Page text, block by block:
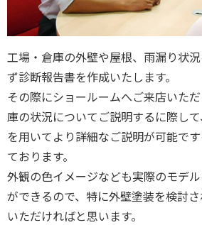
工場・倉庫の外壁や屋根、雨漏り状
ず診断報告書を作成いたします。
その際にショールームへご来店いた
庫の状況についてご説明するに際し
を用いてより詳細なご説明が可能で
ております。
外観の色イメージなども実際のモデ
ができるので、特に外壁塗装を検討
いただければと思います。